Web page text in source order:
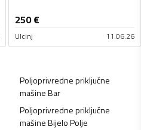
250€
Ulcinj 11.06.26
Poljoprivredne priključne
mašineBar
Poljoprivredne priključne
mašineBijelo Polje